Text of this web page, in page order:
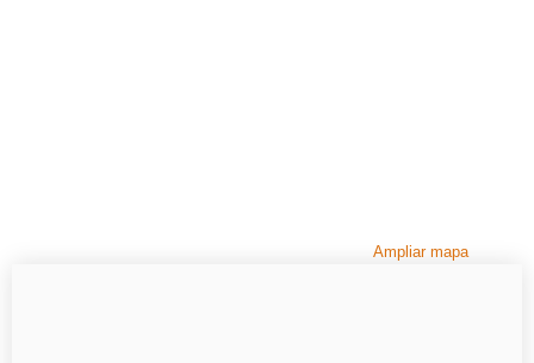
Ampliar mapa